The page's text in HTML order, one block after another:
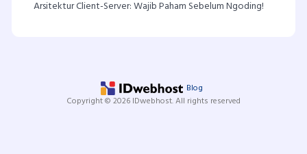
Arsitektur Client-Server: Wajib Paham Sebelum Ngoding!
Blog
Copyright © 2026 IDwebhost. All rights reserved